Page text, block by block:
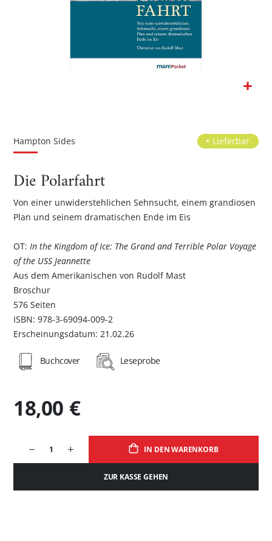
Bildgalerie
Hampton Sides Lieferbar
Die Polarfahrt
Von einer unwiderstehlichen Sehnsucht, einem grandiosen
Plan und seinem dramatischen Ende im Eis
OT:In the Kingdom of Ice: The Grand and Terrible Polar Voyage
of the USS Jeannette
Aus dem Amerikanischen von Rudolf Mast
Broschur
576 Seiten
ISBN: 978-3-69094-009-2
Erscheinungsdatum: 21.02.26
IN DEN WARENKORB
ZUR KASSE GEHEN
18,00 €
Buchcover Leseprobe